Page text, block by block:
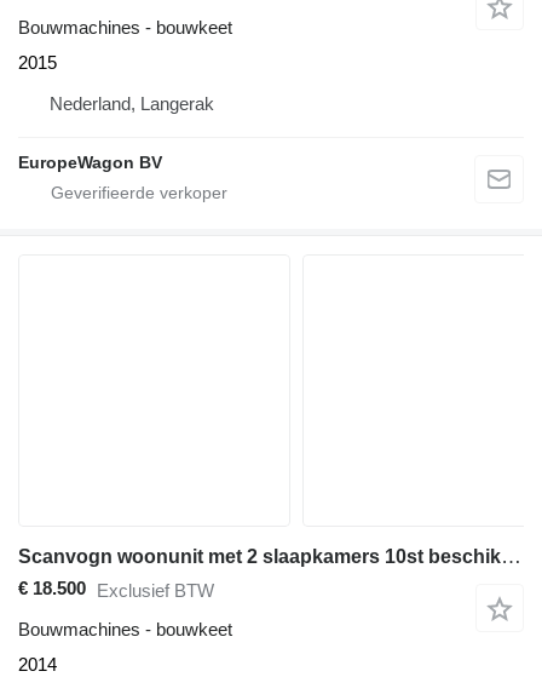
Bouwmachines - bouwkeet
2015
Nederland, Langerak
EuropeWagon BV
Scanvogn woonunit met 2 slaapkamers 10st beschikbaar
€ 18.500 Exclusief BTW
Bouwmachines - bouwkeet
2014